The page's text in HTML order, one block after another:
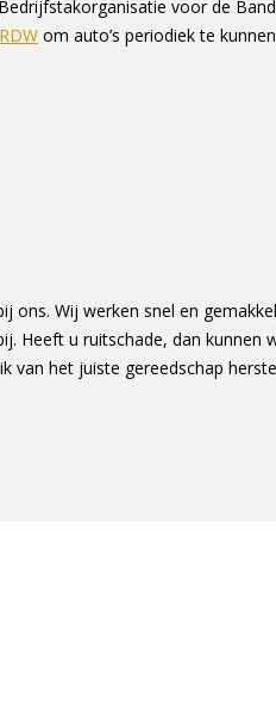
voor de
RDW om auto’s periodiek te
ons. Wij werken snel en
Heeft u ruitschade, dan kunnen
van het juiste gereedschap